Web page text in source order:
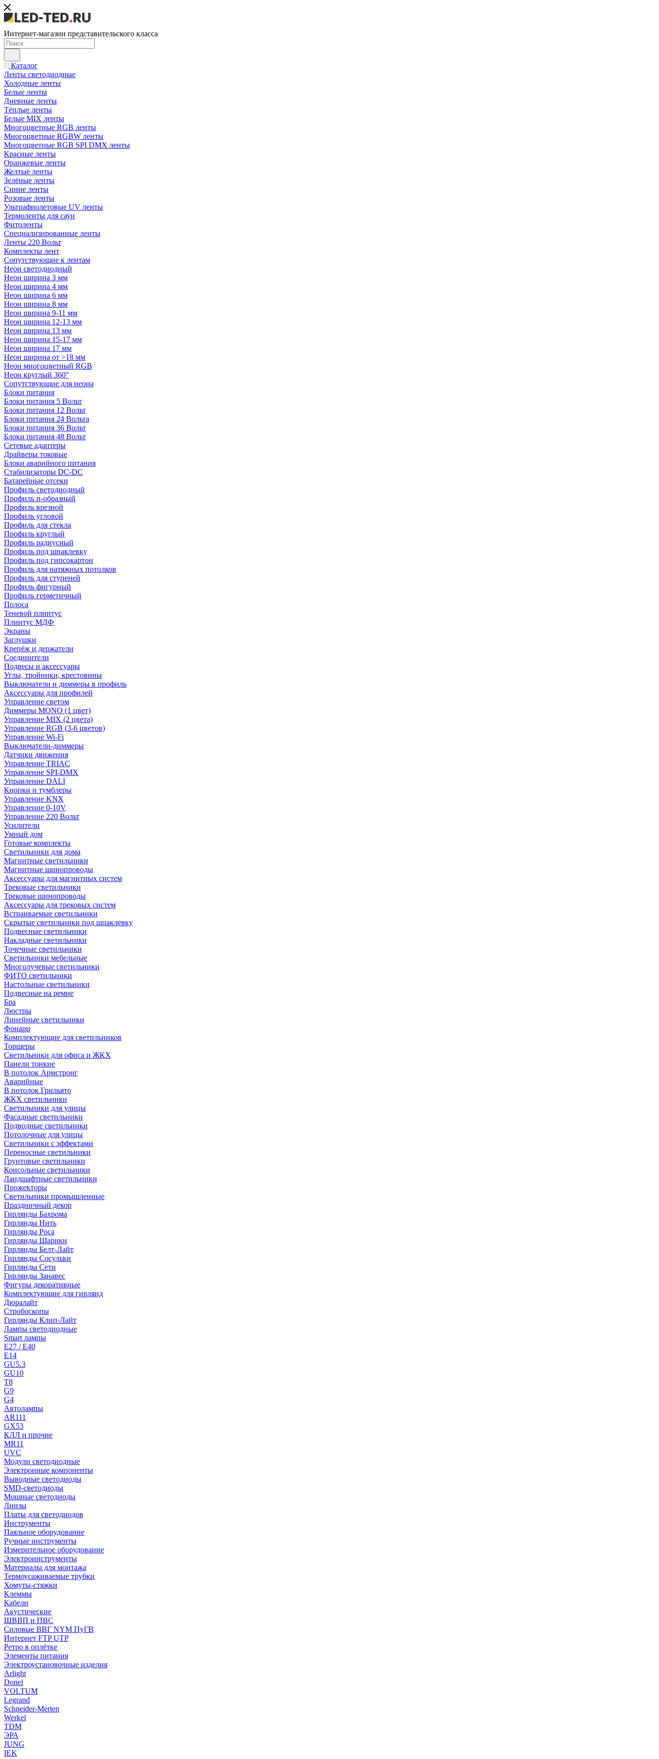
Интернет-магазин представительского класса
Каталог
Ленты светодиодные
Холодные ленты
Белые ленты
Дневные ленты
Тёплые ленты
Белые MIX ленты
Многоцветные RGB ленты
Многоцветные RGBW ленты
Многоцветные RGB SPI DMX ленты
Красные ленты
Оранжевые ленты
Желтые ленты
Зелёные ленты
Синие ленты
Розовые ленты
Ультрафиолетовые UV ленты
Термоленты для саун
Фитоленты
Специализированные ленты
Ленты 220 Вольт
Комплекты лент
Сопутствующие к лентам
Неон светодиодный
Неон ширина 3 мм
Неон ширина 4 мм
Неон ширина 6 мм
Неон ширина 8 мм
Неон ширина 9-11 мм
Неон ширина 12-13 мм
Неон ширина 13 мм
Неон ширина 15-17 мм
Неон ширина 17 мм
Неон ширина от >18 мм
Неон многоцветный RGB
Неон круглый 360°
Сопутствующие для неона
Блоки питания
Блоки питания 5 Вольт
Блоки питания 12 Вольт
Блоки питания 24 Вольта
Блоки питания 36 Вольт
Блоки питания 48 Вольт
Сетевые адаптеры
Драйверы токовые
Блоки аварийного питания
Стабилизаторы DC-DC
Батарейные отсеки
Профиль светодиодный
Профиль п-образный
Профиль врезной
Профиль угловой
Профиль для стекла
Профиль круглый
Профиль радиусный
Профиль под шпаклевку
Профиль под гипсокартон
Профиль для натяжных потолков
Профиль для ступеней
Профиль фигурный
Профиль герметичный
Полоса
Теневой плинтус
Плинтус МДФ
Экраны
Заглушки
Крепёж и держатели
Соединители
Подвесы и аксессуары
Углы, тройники, крестовины
Выключатели и диммеры в профиль
Аксессуары для профилей
Управление светом
Диммеры MONO (1 цвет)
Управление MIX (2 цвета)
Управление RGB (3-6 цветов)
Управление Wi-Fi
Выключатели-диммеры
Датчики движения
Управление TRIAC
Управление SPI-DMX
Управление DALI
Кнопки и тумблеры
Управление KNX
Управление 0-10V
Управление 220 Вольт
Усилители
Умный дом
Готовые комплекты
Светильники для дома
Магнитные светильники
Магнитные шинопроводы
Аксессуары для магнитных систем
Трековые светильники
Трековые шинопроводы
Аксессуары для трековых систем
Встраиваемые светильники
Скрытые светильники под шпаклевку
Подвесные светильники
Накладные светильники
Точечные светильники
Светильники мебельные
Многолучевые светильники
ФИТО светильники
Настольные светильники
Подвесные на ремне
Бра
Люстры
Линейные светильники
Фонари
Комплектующие для светильников
Торшеры
Светильники для офиса и ЖКХ
Панели тонкие
В потолок Армстронг
Аварийные
В потолок Грильято
ЖКХ светильники
Светильники для улицы
Фасадные светильники
Подводные светильники
Потолочные для улицы
Светильники с эффектами
Переносные светильники
Грунтовые светильники
Консольные светильники
Ландшафтные светильники
Прожекторы
Светильники промышленные
Праздничный декор
Гирлянды Бахрома
Гирлянды Нить
Гирлянды Роса
Гирлянды Шарики
Гирлянды Белт-Лайт
Гирлянды Сосульки
Гирлянды Сети
Гирлянды Занавес
Фигуры декоративные
Комплектующие для гирлянд
Дюралайт
Стробоскопы
Гирлянды Клип-Лайт
Лампы светодиодные
Smart лампы
E27 / E40
E14
GU5.3
GU10
T8
G9
G4
Автолампы
AR111
GX53
КЛЛ и прочие
MR11
UVC
Модули светодиодные
Электронные компоненты
Выводные светодиоды
SMD-светодиоды
Мощные светодиоды
Линзы
Платы для светодиодов
Инструменты
Паяльное оборудование
Ручные инструменты
Измерительное оборудование
Электроинструменты
Материалы для монтажа
Термоусаживаемые трубки
Хомуты-стяжки
Клеммы
Кабели
Акустические
ШВВП и ПВС
Силовые ВВГ NYM ПуГВ
Интернет FTP UTP
Ретро в оплётке
Элементы питания
Электроустановочные изделия
Arlight
Donel
VOLTUM
Legrand
Schneider-Merten
Werkel
TDM
ЭРА
JUNG
IEK